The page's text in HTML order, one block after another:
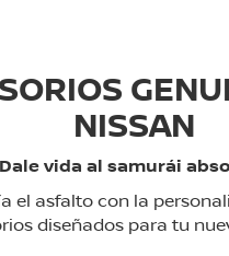
NISSAN
Dale vida al samurái
el asfalto con la
diseñados para tu